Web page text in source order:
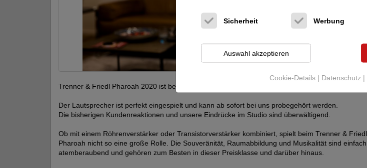
Trenner & Friedl Pharoah 2020 ist bei Aktivstudio vorführbereit!
Der Lautsprecher ist perfekt eingespielt und kann ab sofort bei uns probegehört werden.
Die bisherigen Kundenreaktionen und unsere Eindrücke im Studio sind überwältigend.
Ob mit einem Röhrenverstärker oder Transistorverstärker kombiniert, spielt beim Trenner & Friedl
Pharoah nicht so eine große Rolle. Die Souveränität, Raumabbildung und Musikalität sind einfach
atemberaubend und gehören zum Besten in dieser Preisklasse und darüber hinaus.
Cookie-Details | Datenschutz |
Sicherheit Werbung
Auswahl akzeptieren